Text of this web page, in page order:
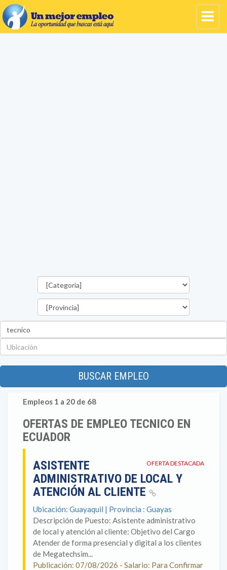
BUSCAR EMPLEO
Empleos 1 a 20 de 68
OFERTAS DE EMPLEO TECNICO EN
ECUADOR
OFERTA DESTACADA
ASISTENTE
ADMINISTRATIVO DE LOCAL Y
ATENCIÓN AL CLIENTE
Ubicación: Guayaquil | Provincia : Guayas
Descripción de Puesto: Asistente administrativo
de local y atención al cliente: Objetivo del Cargo
Atender de forma presencial y digital a los clientes
de Megatechsim...
Publicación: 07/08/2026 - Salario: Para Confirmar